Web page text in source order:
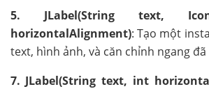
5. JLabel(String text,
horizontalAlignment): Tạo một
text, hình ảnh, và căn chỉnh ngang đã
7. JLabel(String text, int